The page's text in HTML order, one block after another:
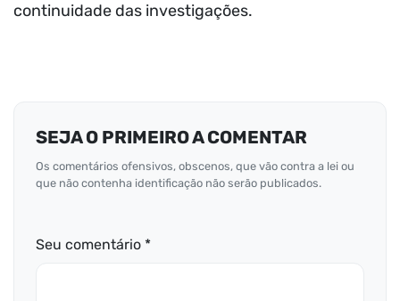
continuidade das investigações.
SEJA O PRIMEIRO A COMENTAR
Os comentários ofensivos, obscenos, que vão contra a lei ou
que não contenha identificação não serão publicados.
Seu comentário *